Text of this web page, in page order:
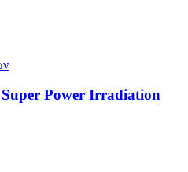
Power Irradiation